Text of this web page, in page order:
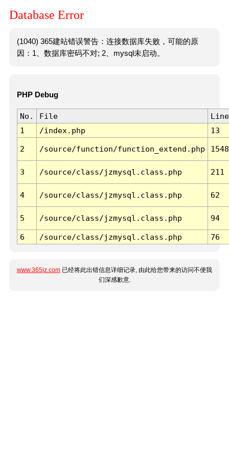
Database Error
(1040) 365建站错误警告：连接数据库失败，可能的原
因：1、数据库密码不对; 2、mysql未启动。
PHP Debug
No. File
Line
1
/index.php 13
2 /source/function/function_extend.php 1548
3 /source/class/jzmysql.class.php 211
4 /source/class/jzmysql.class.php 62
5 /source/class/jzmysql.class.php 94
6 /source/class/jzmysql.class.php 76
www.365jz.com 已经将此出错信息详细记录, 由此给您带来的访问不便我
们深感歉意.